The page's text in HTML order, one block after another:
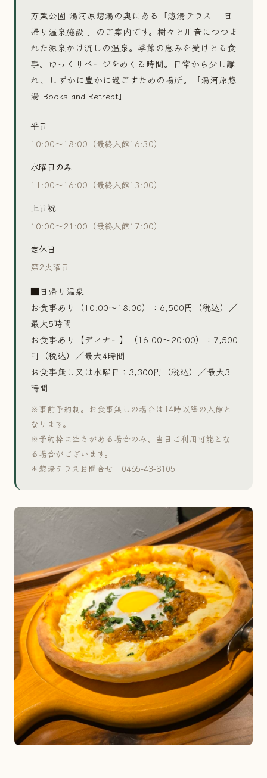
万葉公園 湯河原惣湯の奥にある「惣湯テラス −日
帰り温泉施設−」のご案内です。樹々と川音につつま
れた源泉かけ流しの温泉。季節の恵みを受けとる食
事。ゆっくりページをめくる時間。日常から少し離
れ、しずかに豊かに過ごすための場所。「湯河原惣
湯 Books and Retreat」
平日
10:00〜18:00（最終入館16:30）
水曜日のみ
11:00〜16:00（最終入館13:00）
土日祝
10:00〜21:00（最終入館17:00）
定休日
第2火曜日
■日帰り温泉
お食事あり（10:00〜18:00）：6,500円（税込）／
最大5時間
お食事あり【ディナー】（16:00〜20:00）：7,500
円（税込）／最大4時間
お食事無し又は水曜日：3,300円（税込）／最大3
時間
※事前予約制。お食事無しの場合は14時以降の入館と
なります。
※予約枠に空きがある場合のみ、当日ご利用可能とな
る場合がございます。
＊惣湯テラスお問合せ 0465-43-8105